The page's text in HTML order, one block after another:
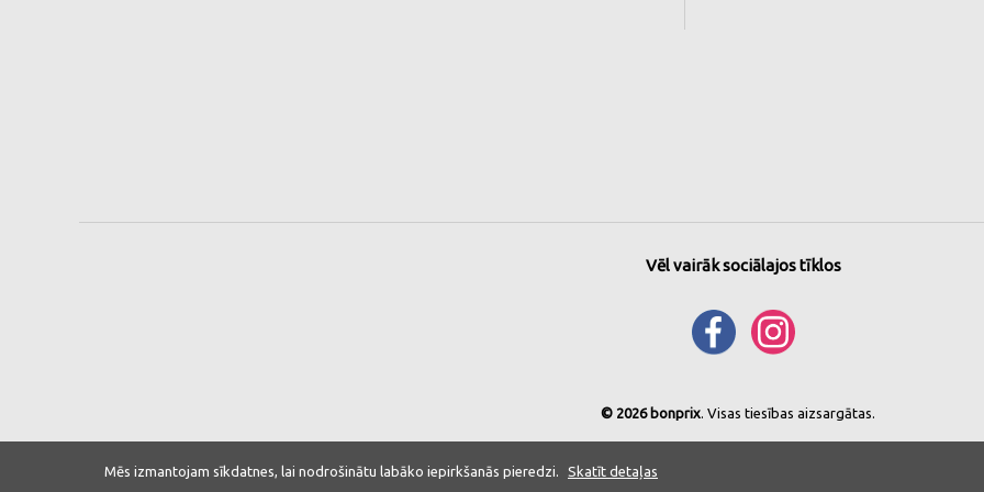
Vēl vairāk sociālajos tīklos
© 2026 bonprix. Visas tiesības aizsargātas.
Mēs izmantojam sīkdatnes, lai nodrošinātu labāko iepirkšanās pieredzi. Skatīt detaļas